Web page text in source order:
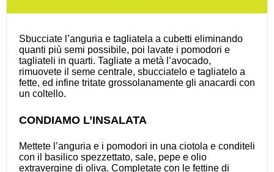
Sbucciate l’anguria e tagliatela a cubetti eliminando
quanti più semi possibile, poi lavate i pomodori e
tagliateli in quarti. Tagliate a metà l’avocado,
rimuovete il seme centrale, sbucciatelo e tagliatelo a
fette, ed infine tritate grossolanamente gli anacardi con
un coltello.
CONDIAMO L’INSALATA
Mettete l’anguria e i pomodori in una ciotola e conditeli
con il basilico spezzettato, sale, pepe e olio
extravergine di oliva. Completate con le fettine di